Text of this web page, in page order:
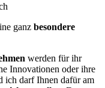
ganz besondere
werden für ihr
Innovationen oder ihre
ich darf Ihnen dafür am